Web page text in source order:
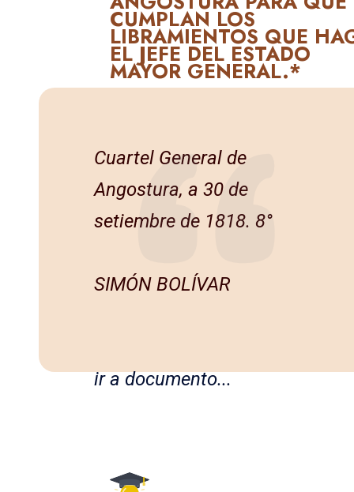
CUMPLAN LOS
LIBRAMIENTOS QUE
EL JEFE DEL ESTADO
MAYOR GENERAL.*
Cuartel General de
Angostura, a 30 de
setiembre de 1818. 8°
SIMÓN BOLÍVAR
ir a documento...